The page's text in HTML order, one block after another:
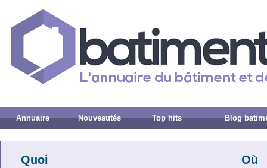
Annuaire Nouveautés Top hits Blog
Quoi Où